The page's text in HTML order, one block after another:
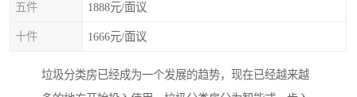
五件 1888元/面议
十件 1666元/面议
垃圾分类房已经成为一个发展的趋势，现在已经越来越